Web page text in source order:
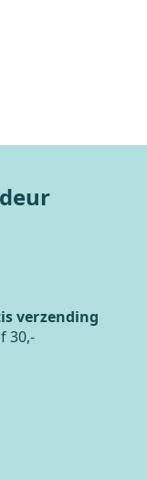
verzending
30,-